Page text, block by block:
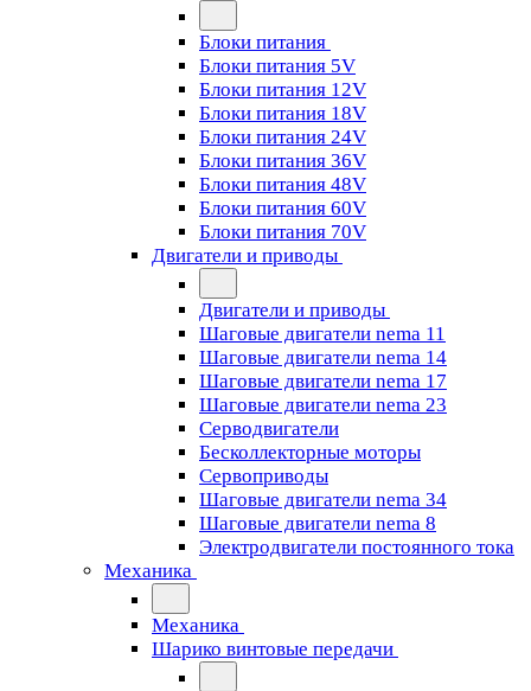
Блоки питания
Блоки питания 5V
Блоки питания 12V
Блоки питания 18V
Блоки питания 24V
Блоки питания 36V
Блоки питания 48V
Блоки питания 60V
Блоки питания 70V
Двигатели и приводы
Двигатели и приводы
Шаговые двигатели nema 11
Шаговые двигатели nema 14
Шаговые двигатели nema 17
Шаговые двигатели nema 23
Cерводвигатели
Бесколлекторные моторы
Сервоприводы
Шаговые двигатели nema 34
Шаговые двигатели nema 8
Электродвигатели постоянного тока
Механика
Механика
Шарико винтовые передачи